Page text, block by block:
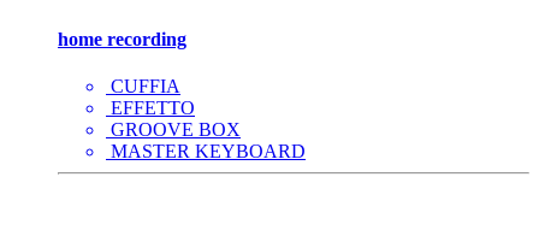
home recording
CUFFIA
EFFETTO
GROOVE BOX
MASTER KEYBOARD